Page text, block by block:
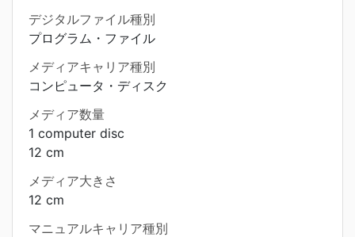
デジタルファイル種別
プログラム・ファイル
メディアキャリア種別
コンピュータ・ディスク
メディア数量
1 computer disc
12 cm
メディア大きさ
12 cm
マニュアルキャリア種別